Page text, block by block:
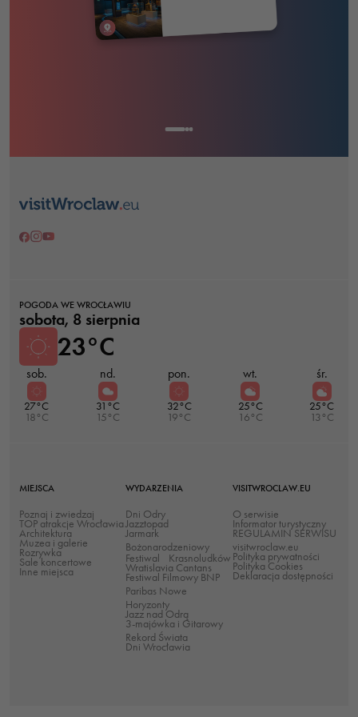
TWÓJ PLAN
Pokaż trasę w Google Maps
Skopiuj link do planu
POGODA WE WROCŁAWIU
sobota, 8 sierpnia
23°C
sob.
27°C
18°C
nd.
31°C
15°C
pon.
32°C
19°C
wt.
25°C
16°C
śr.
25°C
13°C
MIEJSCA
Poznaj i zwiedzaj
TOP atrakcje Wrocławia
Architektura
Muzea i galerie
Rozrywka
Sale koncertowe
Inne miejsca
WYDARZENIA
Dni Odry
Jazztopad
Jarmark
Bożonarodzeniowy
Festiwal Krasnoludków
Wratislavia Cantans
Festiwal Filmowy BNP
Paribas Nowe
Horyzonty
Jazz nad Odrą
3-majówka i Gitarowy
Rekord Świata
Dni Wrocławia
VISITWROCLAW.EU
O serwisie
Informator turystyczny
REGULAMIN SERWISU
visitwroclaw.eu
Polityka prywatności
Polityka Cookies
Deklaracja dostępności